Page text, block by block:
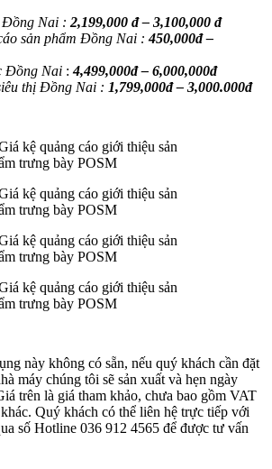
Nai : 2,199,000 đ – 3,100,000 đ
sản phẩm Đồng Nai :450,000đ –
Đồng Nai :4,499,000đ – 6,000,000đ
thị Đồng Nai : 1,799,000đ – 3,000.000đ
này không có sẵn, nếu quý khách cần đặt
máy chúng tôi sẽ sản xuất và hẹn ngày
trên là giá tham khảo, chưa bao gồm VAT
Quý khách có thể liên hệ trực tiếp với
số Hotline 036 912 4565 để được tư vấn